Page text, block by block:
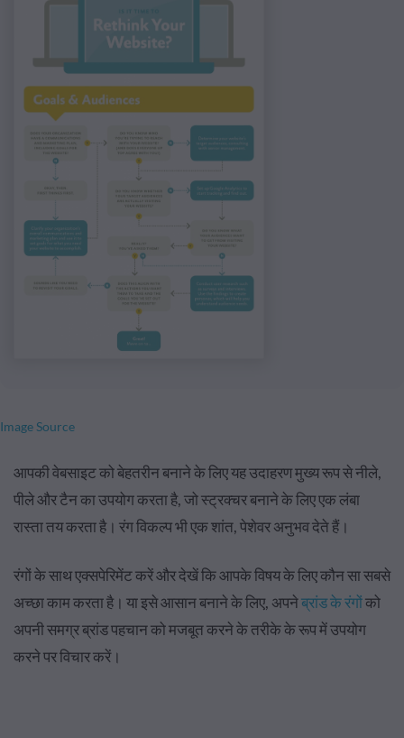
Image Source
आपकी वेबसाइट को बेहतरीन बनाने के लिए यह उदाहरण मुख्य रूप से नीले,
पीले और टैन का उपयोग करता है, जो स्ट्रक्चर बनाने के लिए एक लंबा
रास्ता तय करता है। रंग विकल्प भी एक शांत, पेशेवर अनुभव देते हैं।
रंगों के साथ एक्सपेरिमेंट करें और देखें कि आपके विषय के लिए कौन सा सबसे
अच्छा काम करता है। या इसे आसान बनाने के लिए, अपनेब्रांड के रंगोंको
अपनी समग्र ब्रांड पहचान को मजबूत करने के तरीके के रूप में उपयोग
करने पर विचार करें।